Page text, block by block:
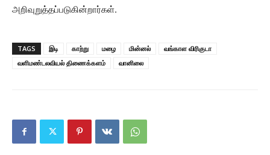
அறிவுறுத்தப்படுகின்றார்கள்.
TAGS இடி காற்று மழை மின்னல்
வங்காள விரிகுடா
வளிமண்டலவியல் திணைக்களம்
வானிலை